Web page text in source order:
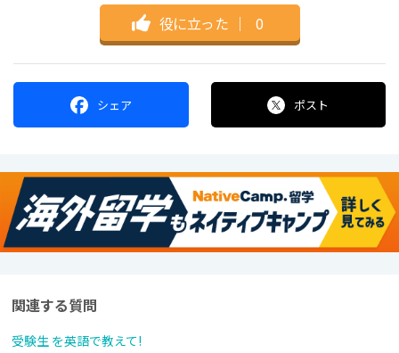
役に立った ｜ 0
シェア ポスト
関連する質問
受験生 を英語で教えて!